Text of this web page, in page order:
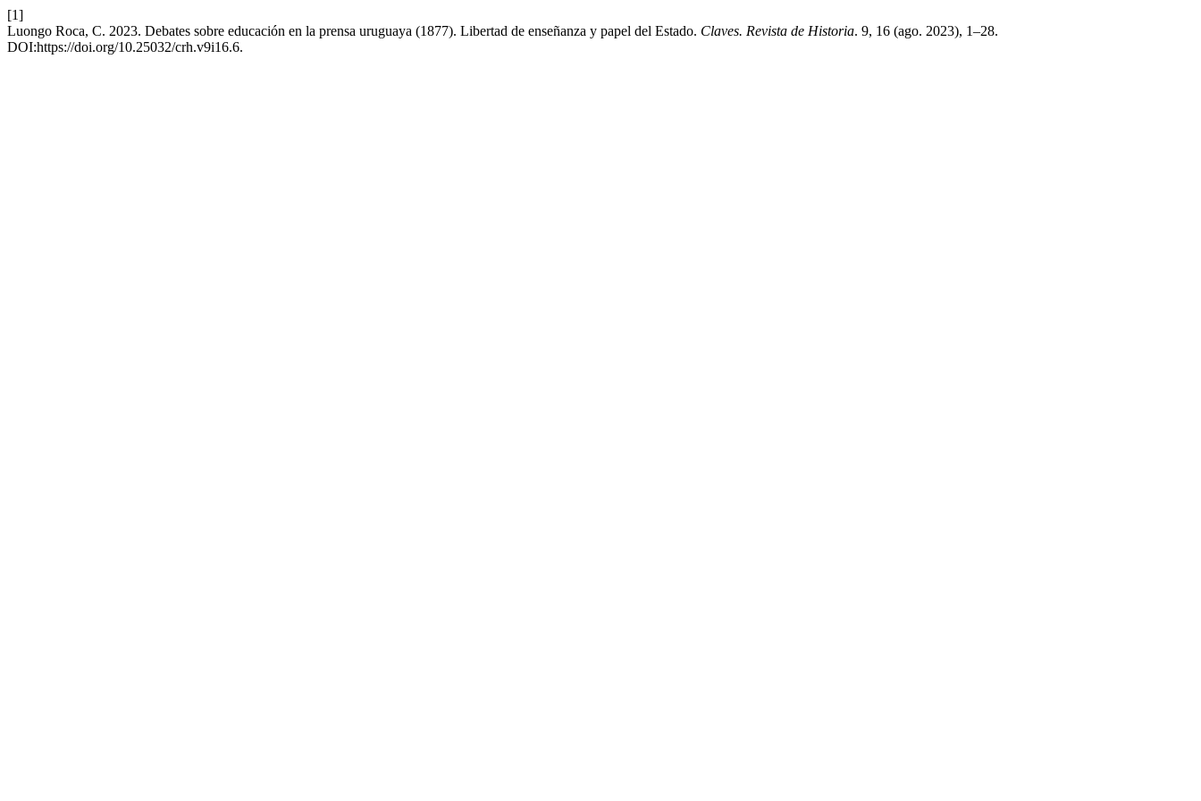
[1]
Luongo Roca, C. 2023. Debates sobre educación en la prensa uruguaya (1877). Libertad de enseñanza y papel del Estado. Claves. Revista de Historia. 9, 16 (ago. 2023), 1–28.
DOI:https://doi.org/10.25032/crh.v9i16.6.